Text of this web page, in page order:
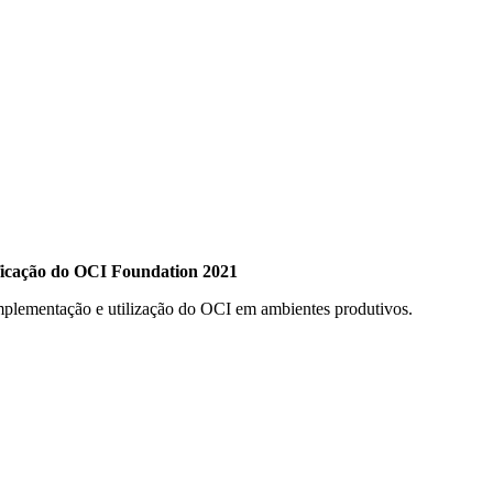
do OCI Foundation 2021
e utilização do OCI em ambientes produtivos.